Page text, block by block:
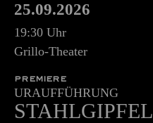
25.09.2026
19:30 Uhr
Grillo-Theater
PREMIERE
URAUFFÜHRUNG
STAHLGIPFEL